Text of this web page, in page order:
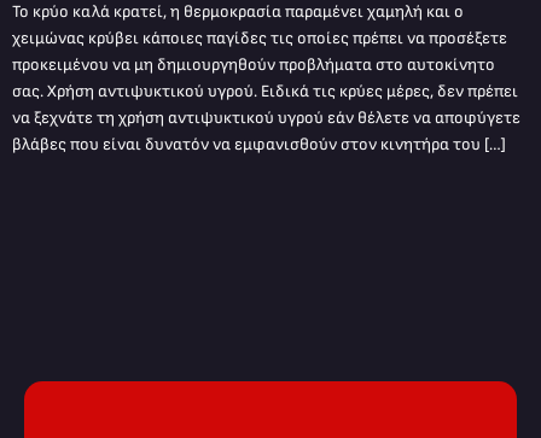
Το κρύο καλά κρατεί, η θερμοκρασία παραμένει χαμηλή και ο
χειμώνας κρύβει κάποιες παγίδες τις οποίες πρέπει να προσέξετε
προκειμένου να μη δημιουργηθούν προβλήματα στο αυτοκίνητο
σας. Χρήση αντιψυκτικού υγρού. Ειδικά τις κρύες μέρες, δεν πρέπει
να ξεχνάτε τη χρήση αντιψυκτικού υγρού εάν θέλετε να αποφύγετε
βλάβες που είναι δυνατόν να εμφανισθούν στον κινητήρα του […]